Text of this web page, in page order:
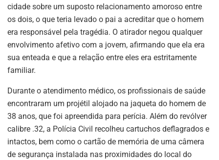
cidade sobre um suposto relacionamento amoroso entre
os dois, o que teria levado o pai a acreditar que o homem
era responsável pela tragédia. O atirador negou qualquer
envolvimento afetivo com a jovem, afirmando que ela era
sua enteada e que a relação entre eles era estritamente
familiar.
Durante o atendimento médico, os profissionais de saúde
encontraram um projétil alojado na jaqueta do homem de
38 anos, que foi apreendida para perícia. Além do revólver
calibre .32, a Polícia Civil recolheu cartuchos deflagrados e
intactos, bem como o cartão de memória de uma câmera
de segurança instalada nas proximidades do local do